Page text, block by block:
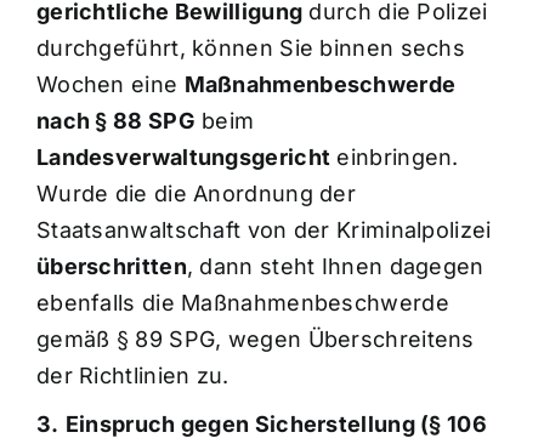
gerichtliche Bewilligung durch die Polizei
durchgeführt, können Sie binnen sechs
Wochen eine Maßnahmenbeschwerde
nach § 88 SPG beim
Landesverwaltungsgericht einbringen.
Wurde die die Anordnung der
Staatsanwaltschaft von der Kriminalpolizei
überschritten, dann steht Ihnen dagegen
ebenfalls die Maßnahmenbeschwerde
gemäß § 89 SPG, wegen Überschreitens
der Richtlinien zu.
3. Einspruch gegen Sicherstellung (§ 106